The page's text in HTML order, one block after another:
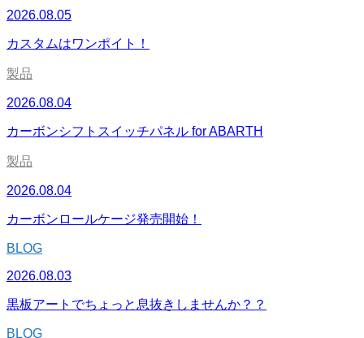
2026.08.05
カスタムはワンポイト！
製品
2026.08.04
カーボンシフトスイッチパネル for ABARTH
製品
2026.08.04
カーボンロールケージ発売開始！
BLOG
2026.08.03
黒板アートでちょっと息抜きしませんか？？
BLOG